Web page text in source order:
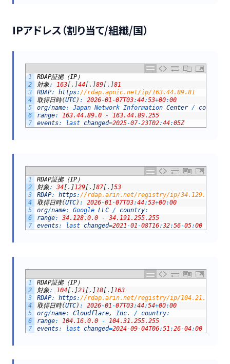
IPアドレス（割り当て/組織/国）
1
2
3
4
5
6
7
RDAP証拠（IP ）
対象: 163[ . ]44[ . ]89[ . ]81
RDAP: https://rdap.apnic.net/ip/163.44.89.81
取得日時(UTC) : 2026-01-07T03:44:53+00:00
org/name: Japan Network Information Center / country
range: 163.44.89.0 -
163.44.89.255
events: last changed=2025-07-23T02:44:05Z
1
2
3
4
5
6
7
RDAP証拠（IP ）
対象: 34[ . ]129[ . ]87[ . ]53
RDAP: https://rdap.arin.net/registry/ip/34.129.87.53
取得日時(UTC) : 2026-01-07T03:44:53+00:00
org/name: Google LLC / country:
range: 34.128.0.0 -
34.191.255.255
events: last changed=2021-01-08T16:32:56-05:00
1
2
3
4
5
6
7
RDAP証拠（IP ）
対象: 104[ . ]21 [ . ] 18[ . ] 163
RDAP: https: //rdap.arin.net/registry/ip/104.21.18.163
取得日時(UTC) : 2026-01-07T03:44:54+00:00
org/name: Cloudflare, Inc. / country:
range: 104.16.0.0 -
104.31.255.255
events: last changed=2024-09-04T06:51 :26-04:00